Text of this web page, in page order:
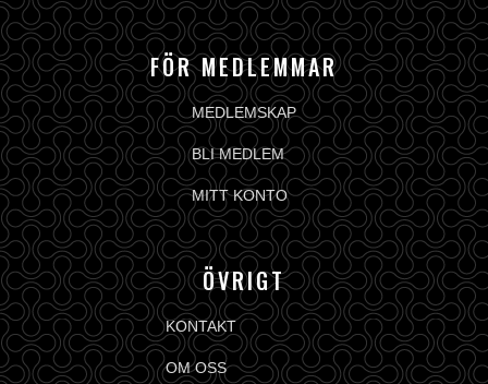
FÖR MEDLEMMAR
MEDLEMSKAP
BLI MEDLEM
MITT KONTO
ÖVRIGT
KONTAKT
OM OSS